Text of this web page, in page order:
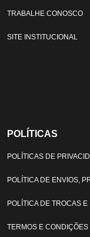
TRABALHE CONOSCO
SITE INSTITUCIONAL
POLÍTICAS
POLÍTICAS DE
POLÍTICA DE ENVIOS,
POLÍTICA DE TROCAS
TERMOS E CONDIÇÕES